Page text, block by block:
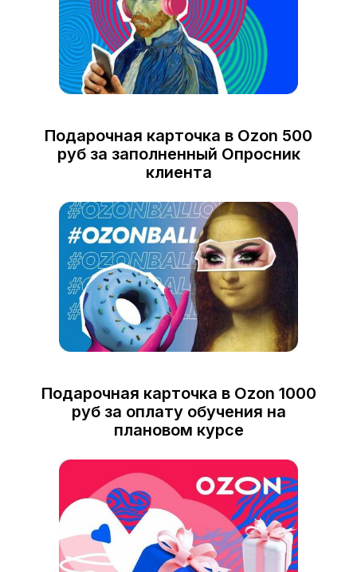
Подарочная карточка в Ozon 500
руб за заполненный Опросник
клиента
Подарочная карточка в Ozon 1000
руб за оплату обучения на
плановом курсе